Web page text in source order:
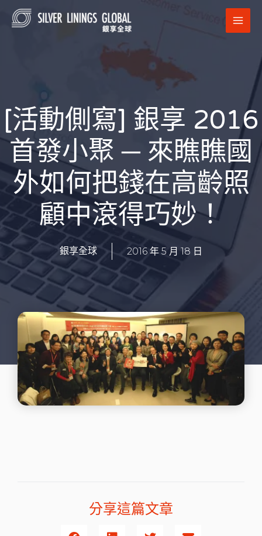
[活動側寫] 銀享 2016
首發小聚 ─ 來瞧瞧國
外如何把錢在高齡照
顧中滾得巧妙！
銀享全球 2016 年 5 月 18 日
分享這篇文章